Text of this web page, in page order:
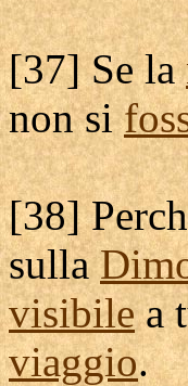
[37] Se la
non si
[38]
sulla
visibilea
viaggio.